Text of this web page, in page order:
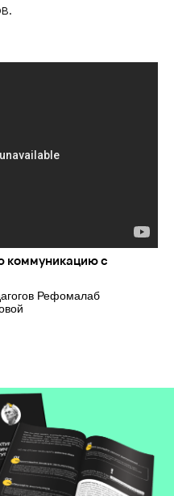
коммуникацию с
Рефомалаб